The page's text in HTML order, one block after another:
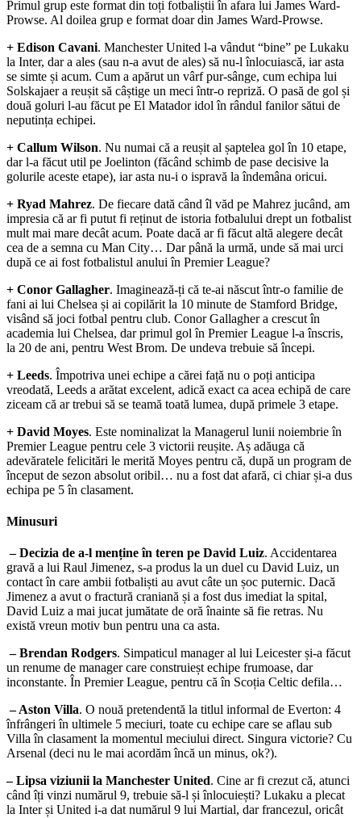
Primul grup este format din toți fotbaliștii în afara lui James Ward-
Prowse. Al doilea grup e format doar din James Ward-Prowse.
+ Edison Cavani. Manchester United l-a vândut “bine” pe Lukaku
la Inter, dar a ales (sau n-a avut de ales) să nu-l înlocuiască, iar asta
se simte și acum. Cum a apărut un vârf pur-sânge, cum echipa lui
Solskajaer a reușit să câștige un meci într-o repriză. O pasă de gol și
două goluri l-au făcut pe El Matador idol în rândul fanilor sătui de
neputința echipei.
+ Callum Wilson. Nu numai că a reușit al șaptelea gol în 10 etape,
dar l-a făcut util pe Joelinton (făcând schimb de pase decisive la
golurile aceste etape), iar asta nu-i o ispravă la îndemâna oricui.
+ Ryad Mahrez. De fiecare dată când îl văd pe Mahrez jucând, am
impresia că ar fi putut fi reținut de istoria fotbalului drept un fotbalist
mult mai mare decât acum. Poate dacă ar fi făcut altă alegere decât
cea de a semna cu Man City… Dar până la urmă, unde să mai urci
după ce ai fost fotbalistul anului în Premier League?
+ Conor Gallagher. Imaginează-ți că te-ai născut într-o familie de
fani ai lui Chelsea și ai copilărit la 10 minute de Stamford Bridge,
visând să joci fotbal pentru club. Conor Gallagher a crescut în
academia lui Chelsea, dar primul gol în Premier League l-a înscris,
la 20 de ani, pentru West Brom. De undeva trebuie să începi.
+ Leeds. Împotriva unei echipe a cărei față nu o poți anticipa
vreodată, Leeds a arătat excelent, adică exact ca acea echipă de care
ziceam că ar trebui să se teamă toată lumea, după primele 3 etape.
+ David Moyes. Este nominalizat la Managerul lunii noiembrie în
Premier League pentru cele 3 victorii reușite. Aș adăuga că
adevăratele felicitări le merită Moyes pentru că, după un program de
început de sezon absolut oribil… nu a fost dat afară, ci chiar și-a dus
echipa pe 5 în clasament.
Minusuri
– Decizia de a-l menține în teren pe David Luiz. Accidentarea
gravă a lui Raul Jimenez, s-a produs la un duel cu David Luiz, un
contact în care ambii fotbaliști au avut câte un șoc puternic. Dacă
Jimenez a avut o fractură craniană și a fost dus imediat la spital,
David Luiz a mai jucat jumătate de oră înainte să fie retras. Nu
există vreun motiv bun pentru una ca asta.
– Brendan Rodgers. Simpaticul manager al lui Leicester și-a făcut
un renume de manager care construieșt echipe frumoase, dar
inconstante. În Premier League, pentru că în Scoția Celtic defila…
– Aston Villa. O nouă pretendentă la titlul informal de Everton: 4
înfrângeri în ultimele 5 meciuri, toate cu echipe care se aflau sub
Villa în clasament la momentul meciului direct. Singura victorie? Cu
Arsenal (deci nu le mai acordăm încă un minus, ok?).
– Lipsa viziunii la Manchester United. Cine ar fi crezut că, atunci
când îți vinzi numărul 9, trebuie să-l și înlocuiești? Lukaku a plecat
la Inter și United i-a dat numărul 9 lui Martial, dar francezul, oricât